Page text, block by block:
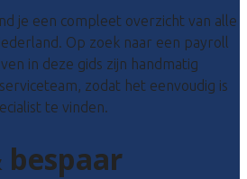
je een compleet overzicht van alle
Op zoek naar een payroll
in deze gids zijn handmatig
zodat het eenvoudig is
te vinden.